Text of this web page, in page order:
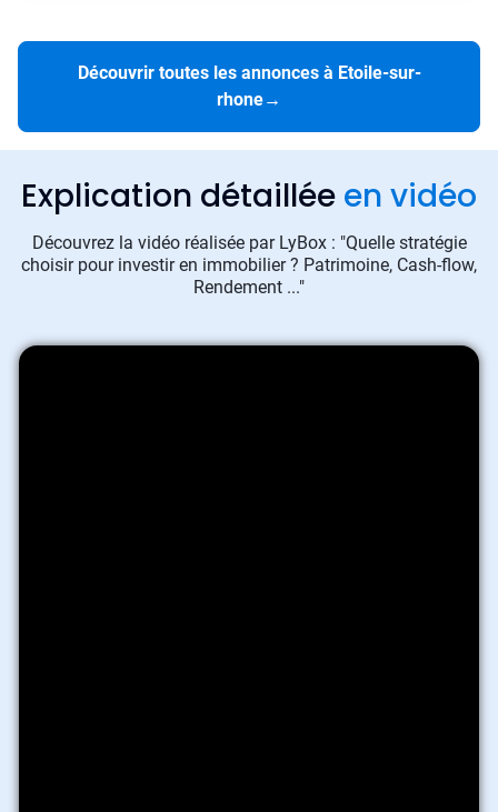
Découvrir toutes les annonces à Etoile-sur-
rhone→
Explication détaillée en vidéo
Découvrez la vidéo réalisée par LyBox : "Quelle stratégie
choisir pour investir en immobilier ? Patrimoine, Cash-flow,
Rendement ..."